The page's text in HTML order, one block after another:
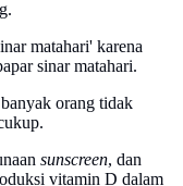
matahari' karena
sinar matahari.
orang tidak
sunscreen, dan
vitamin D dalam